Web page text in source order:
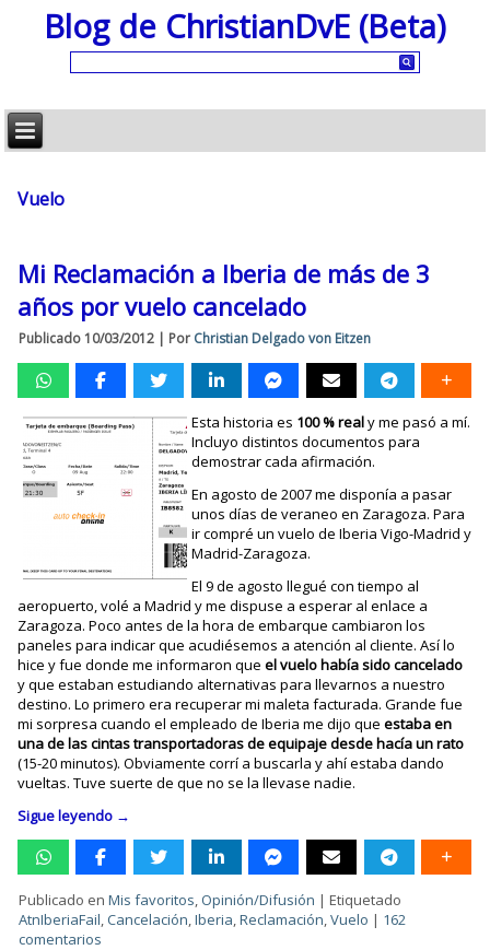
Blog de ChristianDvE (Beta)
Vuelo
Mi Reclamación a Iberia de más de 3
años por vuelo cancelado
Publicado 10/03/2012 | Por Christian Delgado von Eitzen
Esta historia es 100 % realy me pasó a mí.
Incluyo distintos documentos para
demostrar cada afirmación.
En agosto de 2007 me disponía a pasar
unos días de veraneo en Zaragoza. Para
ir compré un vuelo de Iberia Vigo-Madrid y
Madrid-Zaragoza.
El 9 de agosto llegué con tiempo al
aeropuerto, volé a Madrid y me dispuse a esperar al enlace a
Zaragoza. Poco antes de la hora de embarque cambiaron los
paneles para indicar que acudiésemos a atención al cliente. Así lo
hice y fue donde me informaron queel vuelo había sido cancelado
y que estaban estudiando alternativas para llevarnos a nuestro
destino. Lo primero era recuperar mi maleta facturada. Grande fue
mi sorpresa cuando el empleado de Iberia me dijo queestaba en
una de las cintas transportadoras de equipaje desde hacía un rato
(15-20 minutos). Obviamente corrí a buscarla y ahí estaba dando
vueltas. Tuve suerte de que no se la llevase nadie.
Sigue leyendo →
Publicado en Mis favoritos, Opinión/Difusión |Etiquetado
AtnIberiaFail,Cancelación,Iberia,Reclamación,Vuelo | 162
comentarios